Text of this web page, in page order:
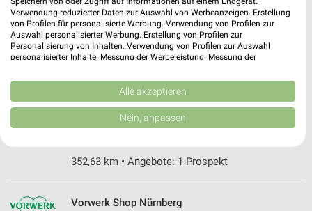
Heute geschlossen
352,42 km
❯
MediaMarkt Saturn Forchheim
Willy-Brandt-Allee 1
91301 Forchheim
352,63 km • Angebote: 1 Prospekt
Vorwerk Shop Nürnberg
Verwendung reduzierter Daten zur Auswahl von Werbeanzeigen. Erstellung
von Profilen für personalisierte Werbung. Verwendung von Profilen zur
Auswahl personalisierter Werbung. Erstellung von Profilen zur
Personalisierung von Inhalten. Verwendung von Profilen zur Auswahl
personalisierter Inhalte. Messung der Werbeleistung. Messung der
Kombinationen von Daten aus verschiedenen Quellen. Entwicklung und
Verbesserung der Angebote. Verwendung reduzierter Daten zur Auswahl
von Inhalten.
Daten können außerhalb der Europäischen Union weitergegeben und in die
Website/App.
Partnerliste anzeigen (1 IAB-Anbieter)
IAB-Verarbeitungszwecke:
Alle akzeptieren
Nein, anpassen